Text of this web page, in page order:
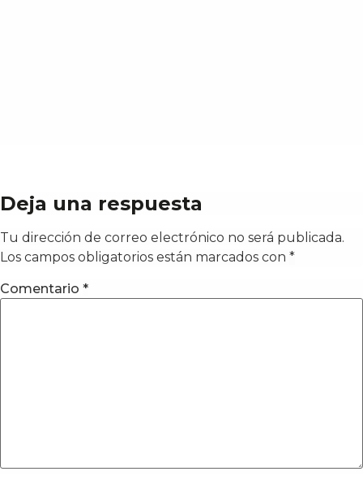
Deja una respuesta
Tu dirección de correo electrónico no será publicada.
Los campos obligatorios están marcados con *
Comentario *